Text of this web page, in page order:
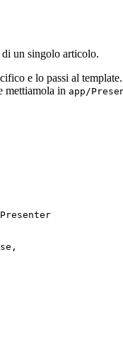
un singolo articolo.
e lo passi al
mettiamola in app/